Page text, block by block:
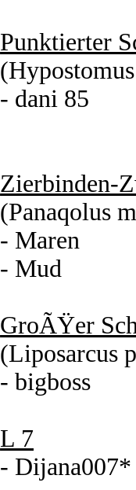
Punktierter
- dani 85
Zierbinden-
(Panaqolus
- Maren
- Mud
GroÃŸer
(Liposarcus
- bigboss
L 7
- Dijana007*